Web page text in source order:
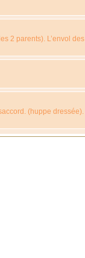
2 parents). L’envol des
(huppe dressée).